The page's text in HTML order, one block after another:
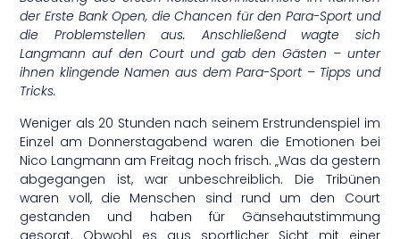
der Erste Bank Open, die Chancen für den Para-Sport und
die Problemstellen aus. Anschließend wagte sich
Langmann auf den Court und gab den Gästen – unter
ihnen klingende Namen aus dem Para-Sport – Tipps und
Tricks.
Weniger als 20 Stunden nach seinem Erstrundenspiel im
Einzel am Donnerstagabend waren die Emotionen bei
Nico Langmann am Freitag noch frisch. „Was da gestern
abgegangen ist, war unbeschreiblich. Die Tribünen
waren voll, die Menschen sind rund um den Court
gestanden und haben für Gänsehautstimmung
gesorgt. Obwohl es aus sportlicher Sicht mit einer